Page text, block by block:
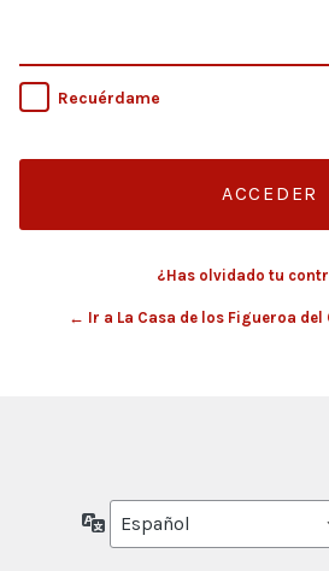
Recuérdame
¿Has olvidado tu
← Ir a La Casa de los Figueroa
Idioma